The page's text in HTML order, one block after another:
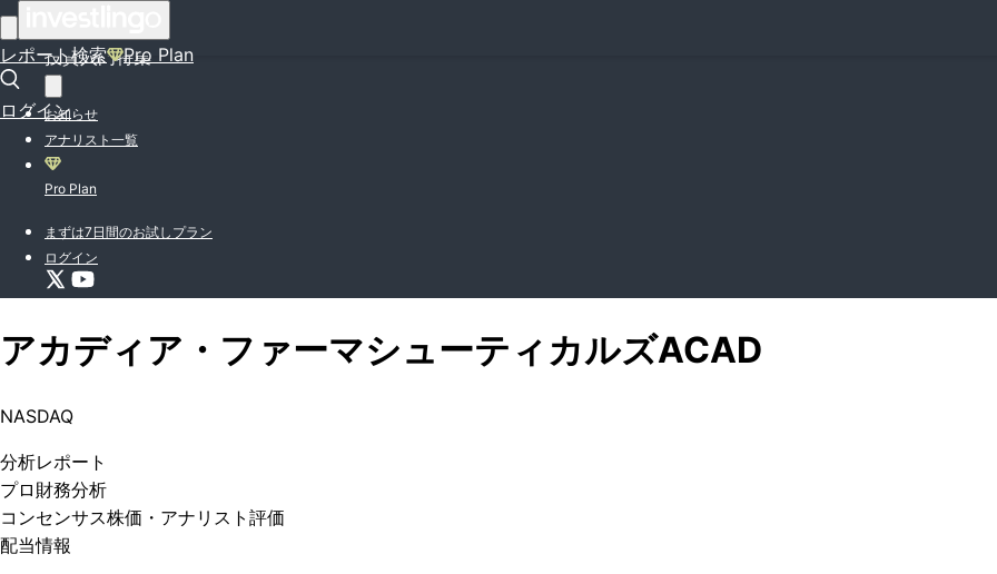
レポート検索 Pro Plan
ログイン
投資入門特集
お知らせ
アナリスト一覧
Pro Plan
まずは7日間のお試しプラン
ログイン
アカディア・ファーマシューティカルズACAD
NASDAQ
分析レポート
プロ 財務分析
コンセンサス株価 ・アナリスト評価
配当情報